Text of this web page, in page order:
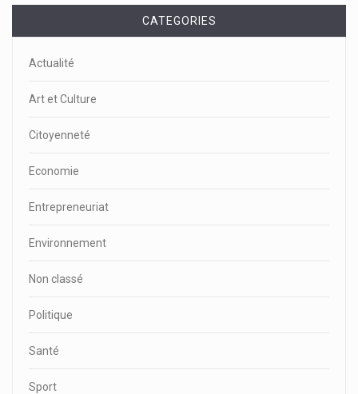
CATEGORIES
Actualité
Art et Culture
Citoyenneté
Economie
Entrepreneuriat
Environnement
Non classé
Politique
Santé
Sport